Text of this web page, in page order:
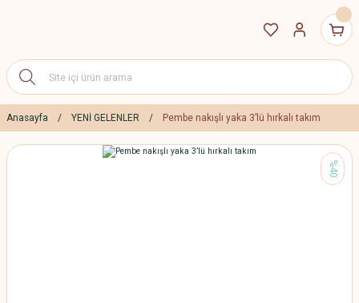
Anasayfa YENİ GELENLER Pembe nakışlı yaka 3’lü hırkalı takım
%40